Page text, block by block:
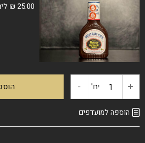
אורגינל
₪25.00
+ כמות
של
יח' -
הוספה למועדפים